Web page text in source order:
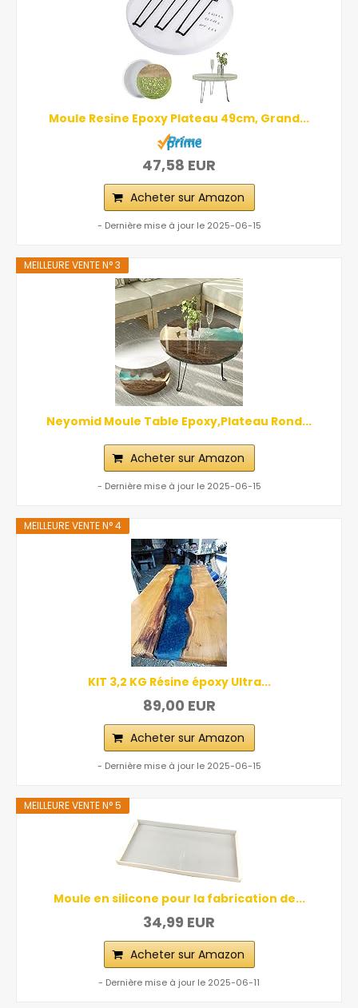
Moule Resine Epoxy Plateau 49cm, Grand...
47,58 EUR
Acheter sur Amazon
- Dernière mise à jour le 2025-06-15
MEILLEURE VENTE N° 3
Neyomid Moule Table Epoxy,Plateau Rond...
Acheter sur Amazon
- Dernière mise à jour le 2025-06-15
MEILLEURE VENTE N° 4
KIT 3,2 KG Résine époxy Ultra...
89,00 EUR
Acheter sur Amazon
- Dernière mise à jour le 2025-06-15
MEILLEURE VENTE N° 5
Moule en silicone pour la fabrication de...
34,99 EUR
Acheter sur Amazon
- Dernière mise à jour le 2025-06-11